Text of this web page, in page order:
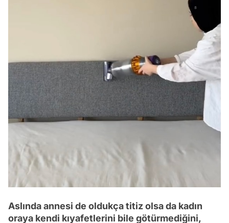
Aslında annesi de oldukça titiz olsa da kadın
oraya kendi kıyafetlerini bile götürmediğini,